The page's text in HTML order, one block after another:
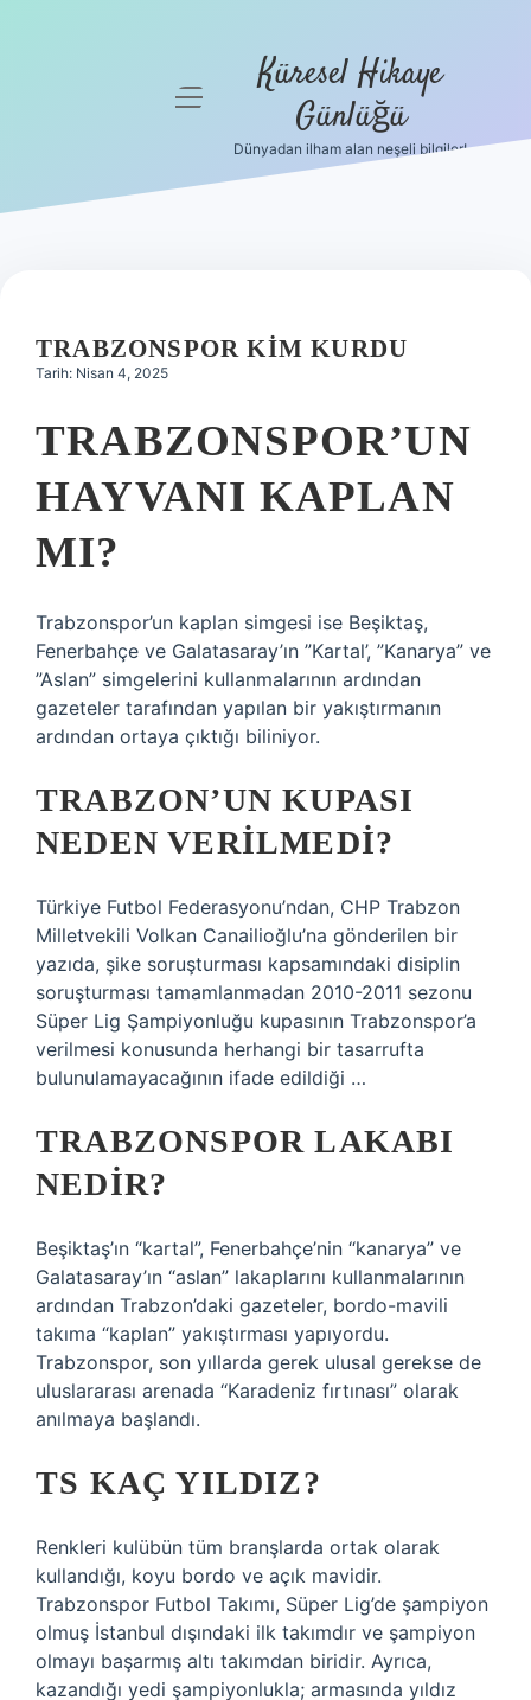
Hakkımızda
menüyü
Küresel Hikaye
Günlüğü
Dünyadan ilham alan neşeli bilgiler!
TRABZONSPOR KIM KURDU
Tarih: Nisan 4, 2025
TRABZONSPOR’UN
HAYVANI KAPLAN
MI?
Trabzonspor’un kaplan simgesi ise Beşiktaş,
Fenerbahçe ve Galatasaray’ın ”Kartal’, ”Kanarya” ve
”Aslan” simgelerini kullanmalarının ardından
gazeteler tarafından yapılan bir yakıştırmanın
ardından ortaya çıktığı biliniyor.
TRABZON’UN KUPASI
NEDEN VERILMEDI?
Türkiye Futbol Federasyonu’ndan, CHP Trabzon
Milletvekili Volkan Canailioğlu’na gönderilen bir
yazıda, şike soruşturması kapsamındaki disiplin
soruşturması tamamlanmadan 2010-2011 sezonu
Süper Lig Şampiyonluğu kupasının Trabzonspor’a
verilmesi konusunda herhangi bir tasarrufta
bulunulamayacağının ifade edildiği …
TRABZONSPOR LAKABI
NEDIR?
Beşiktaş’ın “kartal”, Fenerbahçe’nin “kanarya” ve
Galatasaray’ın “aslan” lakaplarını kullanmalarının
ardından Trabzon’daki gazeteler, bordo-mavili
takıma “kaplan” yakıştırması yapıyordu.
Trabzonspor, son yıllarda gerek ulusal gerekse de
uluslararası arenada “Karadeniz fırtınası” olarak
anılmaya başlandı.
TS KAÇ YILDIZ?
Renkleri kulübün tüm branşlarda ortak olarak
kullandığı, koyu bordo ve açık mavidir.
Trabzonspor Futbol Takımı, Süper Lig’de şampiyon
olmuş İstanbul dışındaki ilk takımdır ve şampiyon
olmayı başarmış altı takımdan biridir. Ayrıca,
kazandığı yedi şampiyonlukla; armasında yıldız